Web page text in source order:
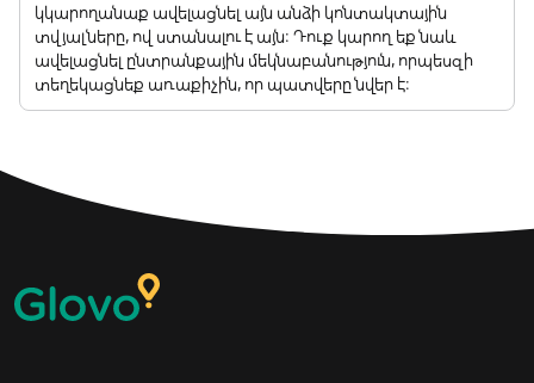
կկարողանաք ավելացնել այն անձի կոնտակտային
տվյալները, ով ստանալու է այն: Դուք կարող եք նաև
ավելացնել ընտրանքային մեկնաբանություն, որպեսզի
տեղեկացնեք առաքիչին, որ պատվերը նվեր է: